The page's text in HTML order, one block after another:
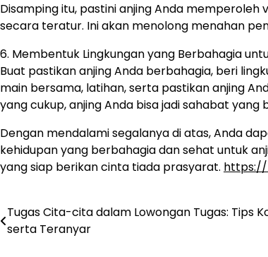
Disamping itu, pastini anjing Anda
secara teratur. Ini akan menolong menahan
6. Membentuk Lingkungan yang Berbahagia
Buat pastikan anjing Anda berbahagia, beri
main bersama, latihan, serta pastikan anjing
yang cukup, anjing Anda bisa jadi sahabat
Dengan mendalami segalanya di atas, Anda
kehidupan yang berbahagia dan sehat untuk
yang siap berikan cinta tiada prasyarat. https://
Navigasi
Tugas Cita-cita dalam Lowongan Tugas: Tips
serta Teranyar